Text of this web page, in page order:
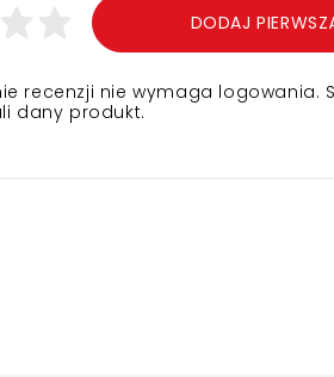
DODAJ
recenzji nie wymaga logowania.
dany produkt.